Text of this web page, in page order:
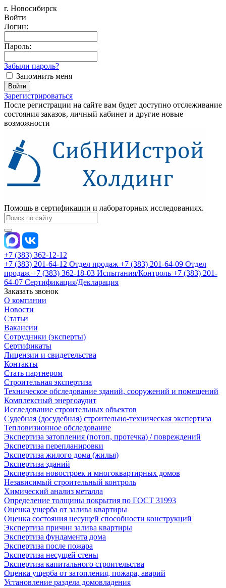
г. Новосибирск
Войти
Логин:
Пароль:
Забыли пароль?
Запомнить меня
Зарегистрироваться
После регистрации на сайте вам будет доступно отслеживание
состояния заказов, личный кабинет и другие новые
возможности
Помощь в сертификации и лабораторных исследованиях.
+7 (383) 362-12-12
+7 (383) 201-64-12 Отдел продаж +7 (383) 201-64-09 Отдел
продаж +7 (383) 362-18-03 Испытания/Контроль +7 (383) 201-
64-07 Сертификация/Декларация
Заказать звонок
О компании
Новости
Статьи
Вакансии
Сотрудники (эксперты)
Сертификаты
Лицензии и свидетельства
Контакты
Стать партнером
Строительная экспертиза
Техническое обследование зданий, сооружений и помещений
Комплексный энергоаудит
Исследование строительных объектов
Судебная (досудебная) строительно-техническая экспертиза
Тепловизионное обследование
Экспертиза затопления (потоп, протечка) / повреждений
Экспертиза перепланировки
Экспертиза жилого дома (жилья)
Экспертиза зданий
Экспертиза новостроек и многоквартирных домов
Независимый строительный контроль
Химический анализ металла
Определение толщины покрытия по ГОСТ 31993
Оценка ущерба от залива квартиры
Оценка состояния несущей способности конструкций
Экспертиза причин залива квартиры
Экспертиза фундамента дома
Экспертиза после пожара
Экспертиза несущей стены
Экспертиза капитального строительства
Оценка ущерба от затопления, пожара, аварий
Установление раздела домовладения